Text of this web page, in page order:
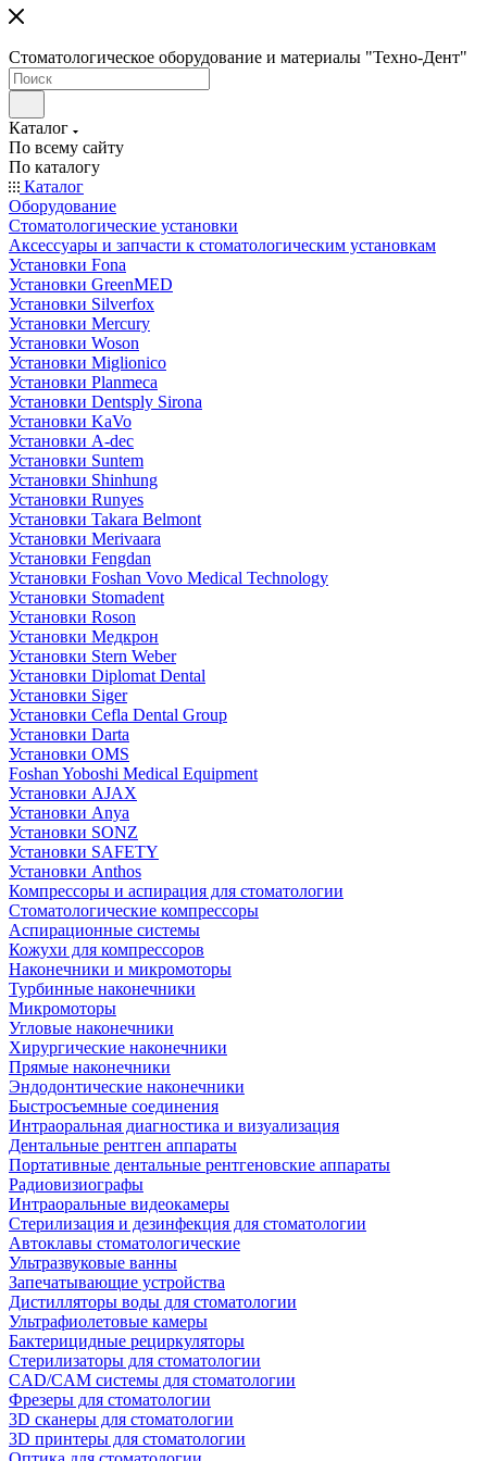
Стоматологическое оборудование и материалы "Техно-Дент"
Каталог
По всему сайту
По каталогу
Каталог
Оборудование
Стоматологические установки
Аксессуары и запчасти к стоматологическим установкам
Установки Fona
Установки GreenMED
Установки Silverfox
Установки Mercury
Установки Woson
Установки Miglionico
Установки Planmeca
Установки Dentsply Sirona
Установки KaVo
Установки A-dec
Установки Suntem
Установки Shinhung
Установки Runyes
Установки Takara Belmont
Установки Merivaara
Установки Fengdan
Установки Foshan Vovo Medical Technology
Установки Stomadent
Установки Roson
Установки Медкрон
Установки Stern Weber
Установки Diplomat Dental
Установки Siger
Установки Cefla Dental Group
Установки Darta
Установки OMS
Foshan Yoboshi Medical Equipment
Установки AJAX
Установки Anya
Установки SONZ
Установки SAFETY
Установки Anthos
Компрессоры и аспирация для стоматологии
Стоматологические компрессоры
Аспирационные системы
Кожухи для компрессоров
Наконечники и микромоторы
Турбинные наконечники
Микромоторы
Угловые наконечники
Хирургические наконечники
Прямые наконечники
Эндодонтические наконечники
Быстросъемные соединения
Интраоральная диагностика и визуализация
Дентальные рентген аппараты
Портативные дентальные рентгеновские аппараты
Радиовизиографы
Интраоральные видеокамеры
Стерилизация и дезинфекция для стоматологии
Автоклавы стоматологические
Ультразвуковые ванны
Запечатывающие устройства
Дистилляторы воды для стоматологии
Ультрафиолетовые камеры
Бактерицидные рециркуляторы
Стерилизаторы для стоматологии
CAD/CAM системы для стоматологии
Фрезеры для стоматологии
3D cканеры для стоматологии
3D принтеры для стоматологии